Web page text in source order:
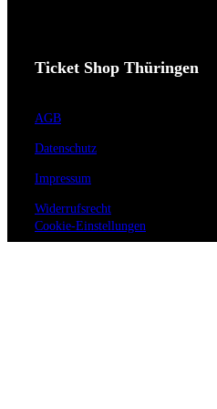
Ticket Shop Thüringen
AGB
Datenschutz
Impressum
Widerrufsrecht
Cookie-Einstellungen